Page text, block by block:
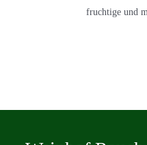
fruchtige und